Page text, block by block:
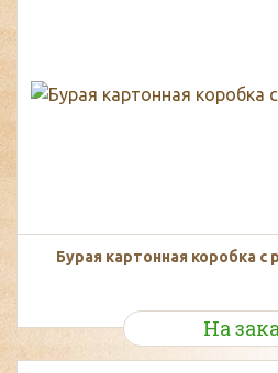
Бурая картонная коробка с
На